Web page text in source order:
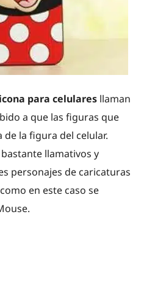
para celulares llaman
a que las figuras que
la figura del celular.
llamativos y
personajes de caricaturas
en este caso se